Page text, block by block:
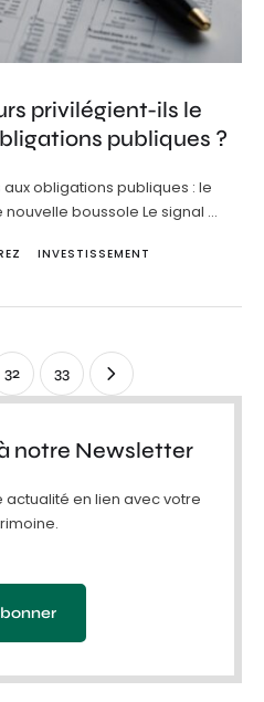
privilégient-ils le
publiques ?
obligations publiques : le
boussole Le signal …
INVESTISSEMENT
32 33
notre Newsletter
actualité en lien avec votre